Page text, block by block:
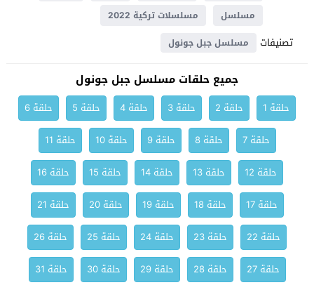
مسلسل
مسلسلات تركية 2022
تصنيفات مسلسل جبل جونول
جميع حلقات مسلسل جبل جونول
حلقة 1 حلقة 2 حلقة 3 حلقة 4 حلقة 5
حلقة 6
حلقة 7
حلقة 8 حلقة 9 حلقة 10
حلقة 11
حلقة 12
حلقة 13 حلقة 14 حلقة 15
حلقة 16
حلقة 17
حلقة 18 حلقة 19 حلقة 20
حلقة 21
حلقة 22
حلقة 23 حلقة 24 حلقة 25
حلقة 26
حلقة 27
حلقة 28 حلقة 29 حلقة 30
حلقة 31